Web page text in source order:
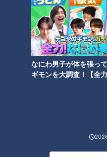
なにわ男子が体を張っ
ギモンを大調査！【全
ラ
友廣アナの自転